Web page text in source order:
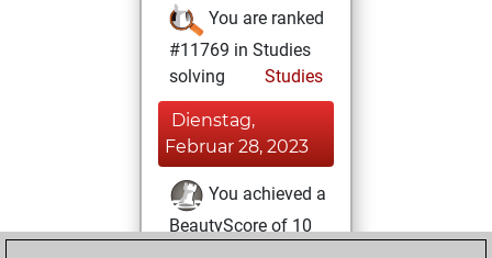
You are ranked
#11769 in Studies
solving
Studies
Dienstag,
Februar 28, 2023
You achieved a
BeautyScore of 10